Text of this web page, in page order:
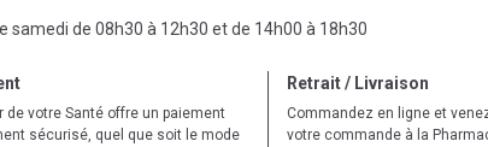
samedi de 08h30 à 12h30 et de 14h00 à 18h30
de votre Santé offre un paiement
sécurisé, quel que soit le mode
Retrait / Livraison
Commandez en ligne et
votre commande à la